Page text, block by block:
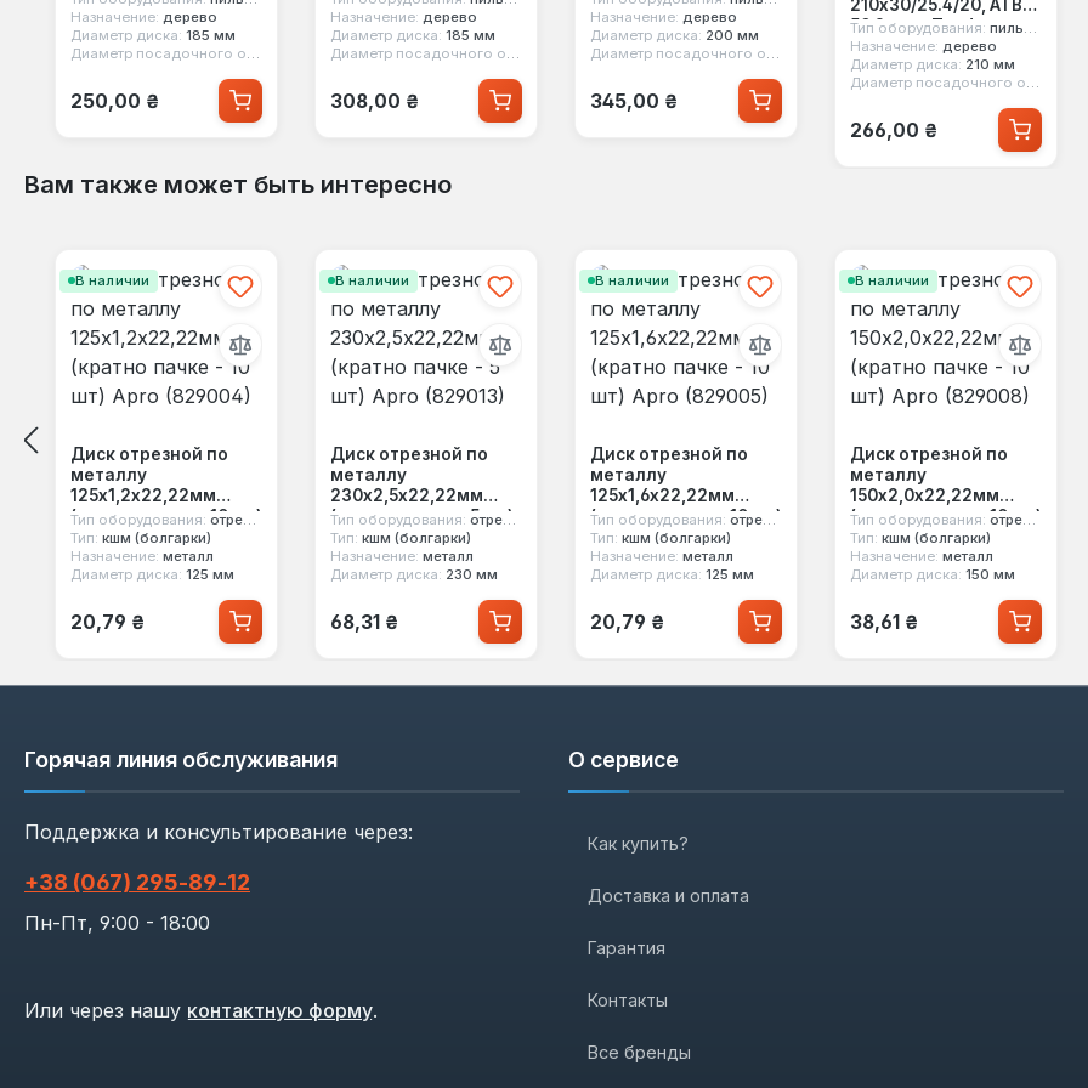
Назначение: дерево
Диаметр диска: 185 мм
Диаметр посадочного отверстия:
20 мм, 16 мм
Обычная цена:
250,00 ₴
Назначение: дерево
Диаметр диска: 185 мм
Диаметр посадочного отверстия:
20 мм, 16 мм
Обычная цена:
308,00 ₴
Назначение: дерево
Диаметр диска: 200 мм
Диаметр посадочного отверстия:
30 мм, 32 мм
Обычная цена:
345,00 ₴
210x30/25.4/20, ATB
50 Зенит Профи
(19210350)
Тип оборудования: пильный диск
Назначение: дерево
Диаметр диска: 210 мм
Диаметр посадочного отверстия:
Обычная цена:
266,00 ₴
Вам также может быть интересно
В наличии
Диск отрезной по
металлу
125х1,2х22,22мм
(кратно пачке - 10 шт)
Apro (829004)
Тип оборудования: отрезной диск
Тип: кшм (болгарки)
Назначение: металл
Диаметр диска: 125 мм
Обычная цена:
20,79 ₴
В наличии
Диск отрезной по
металлу
230х2,5х22,22мм
(кратно пачке - 5 шт)
Apro (829013)
Тип оборудования: отрезной диск
Тип: кшм (болгарки)
Назначение: металл
Диаметр диска: 230 мм
Обычная цена:
68,31 ₴
В наличии
Диск отрезной по
металлу
125х1,6х22,22мм
(кратно пачке - 10 шт)
Apro (829005)
Тип оборудования: отрезной диск
Тип: кшм (болгарки)
Назначение: металл
Диаметр диска: 125 мм
Обычная цена:
20,79 ₴
В наличии
Диск отрезной по
металлу
150х2,0х22,22мм
(кратно пачке - 10 шт)
Apro (829008)
Тип оборудования: отрезной диск
Тип: кшм (болгарки)
Назначение: металл
Диаметр диска: 150 мм
Обычная цена:
38,61 ₴
Горячая линия обслуживания
Поддержка и консультирование через:
+38 (067) 295‑89‑12
Пн-Пт, 9:00 - 18:00
Или через нашу контактную форму.
О сервисе
Как купить?
Доставка и оплата
Гарантия
Контакты
Все бренды